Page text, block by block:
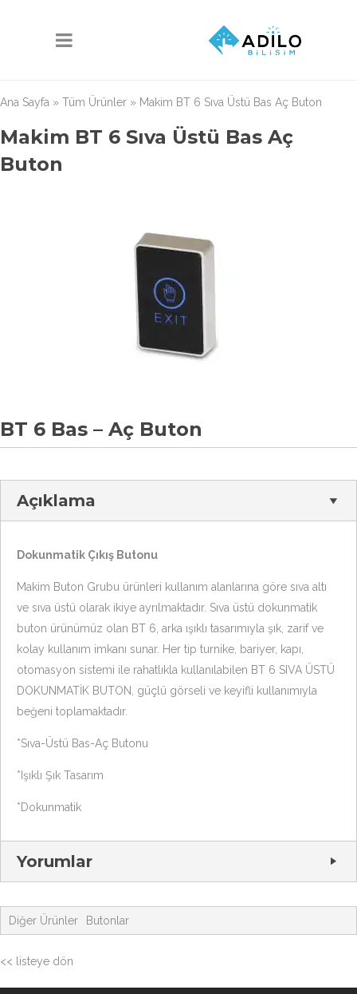
Ana Sayfa » Tüm Ürünler » Makim BT 6 Sıva Üstü Bas Aç Buton
Makim BT 6 Sıva Üstü Bas Aç
Buton
BT 6 Bas – Aç Buton
Açıklama
Dokunmatik Çıkış Butonu
Makim Buton Grubu ürünleri kullanım alanlarına göre sıva altı
ve sıva üstü olarak ikiye ayrılmaktadır. Sıva üstü dokunmatik
buton ürünümüz olan BT 6, arka ışıklı tasarımıyla şık, zarif ve
kolay kullanım imkanı sunar. Her tip turnike, bariyer, kapı,
otomasyon sistemi ile rahatlıkla kullanılabilen BT 6 SIVA ÜSTÜ
DOKUNMATİK BUTON, güçlü görseli ve keyifli kullanımıyla
beğeni toplamaktadır.
*Sıva-Üstü Bas-Aç Butonu
*Işıklı Şık Tasarım
*Dokunmatik
Yorumlar
Diğer Ürünler Butonlar
<< listeye dön